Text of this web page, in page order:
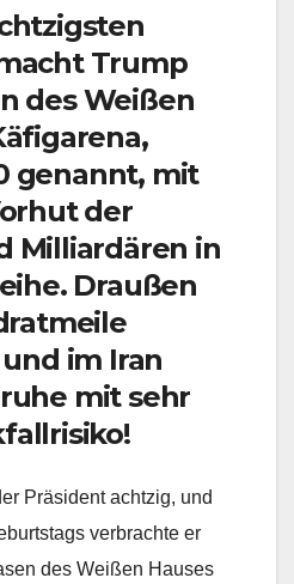
Trump
des Weißen
genannt, mit
der
Milliardären in
Draußen
im Iran
mit sehr
Präsident achtzig, und
verbrachte er
des Weißen Hauses